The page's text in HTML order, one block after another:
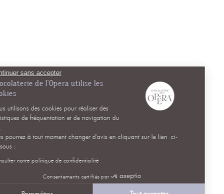
Continuer sans accepter
Chocolaterie de l'Opera utilise les
Cookies
Nous utilisons des cookies pour réaliser des
statistiques de fréquentation et de navigation du
Vous pourrez à tout moment changer d'avis en cliquant sur le lien ci-
dessous :
Consulter notre politique de confidentialité
Consentements certifiés par